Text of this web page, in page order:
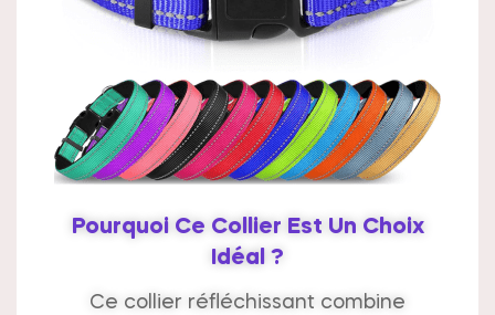
Pourquoi Ce Collier Est Un Choix
Idéal ?
Ce collier réfléchissant combine